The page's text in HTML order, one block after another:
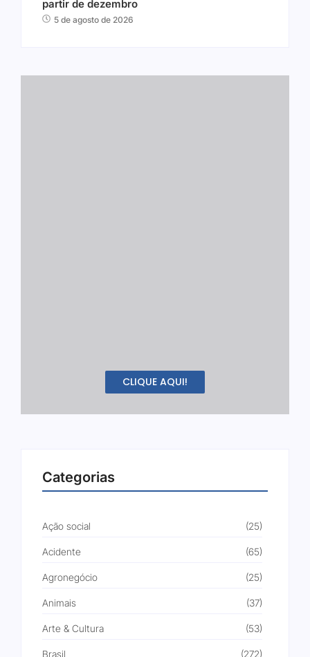
partir de dezembro
5 de agosto de 2026
CLIQUE AQUI!
Categorias
Ação social (25)
Acidente (65)
Agronegócio (25)
Animais (37)
Arte & Cultura (53)
Brasil (272)